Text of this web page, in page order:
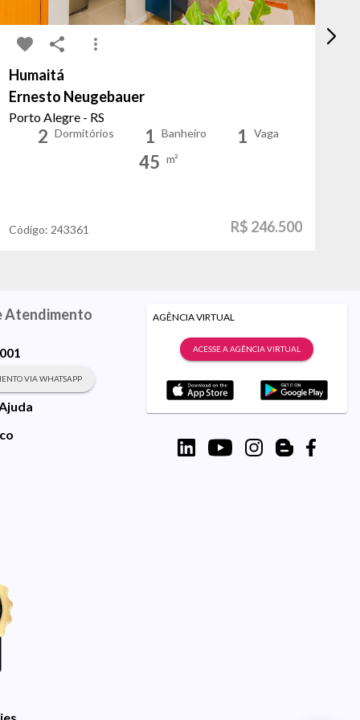
Humaitá
Ernesto Neugebauer
Porto Alegre - RS
2 Dormitórios 1 Banheiro 1 Vaga
45 m²
Código: 243361 R$ 246.500
Atendimento
VIA WHATSAPP
AGÊNCIA VIRTUAL
ACESSE A AGÊNCIA VIRTUAL